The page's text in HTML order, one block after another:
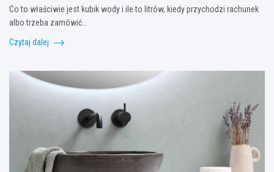
Co to właściwie jest kubik wody i ile to litrów, kiedy przychodzi rachunek
albo trzeba zamówić…
Czytaj dalej